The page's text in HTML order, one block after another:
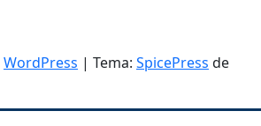
WordPress | Tema: SpicePress de